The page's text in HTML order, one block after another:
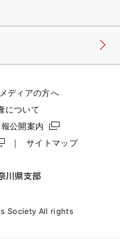
メディアの方へ
について
公開案内
サイトマップ
Society All rights